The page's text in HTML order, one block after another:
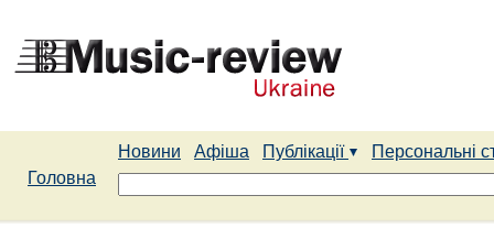
Новини Афіша Публікації
Персональні
Головна